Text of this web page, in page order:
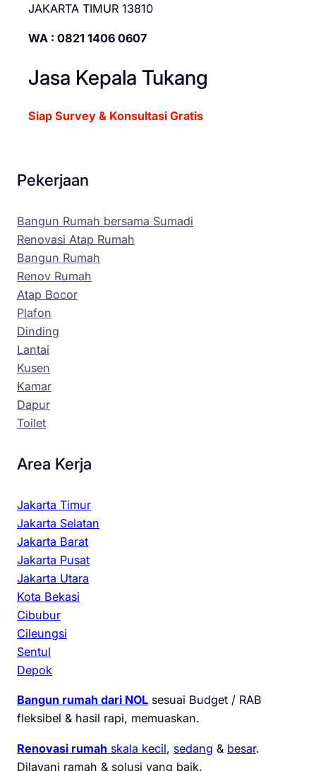
JAKARTA TIMUR 13810
WA : 0821 1406 0607
Jasa Kepala Tukang
Siap Survey & Konsultasi Gratis
Pekerjaan
Bangun Rumah bersama Sumadi
Renovasi Atap Rumah
Bangun Rumah
Renov Rumah
Atap Bocor
Plafon
Dinding
Lantai
Kusen
Kamar
Dapur
Toilet
Area Kerja
Jakarta Timur
Jakarta Selatan
Jakarta Barat
Jakarta Pusat
Jakarta Utara
Kota Bekasi
Cibubur
Cileungsi
Sentul
Depok
Bangun rumah dari NOL sesuai Budget / RAB
fleksibel & hasil rapi, memuaskan.
Renovasi rumah skala kecil, sedang & besar.
Dilayani ramah & solusi yang baik.